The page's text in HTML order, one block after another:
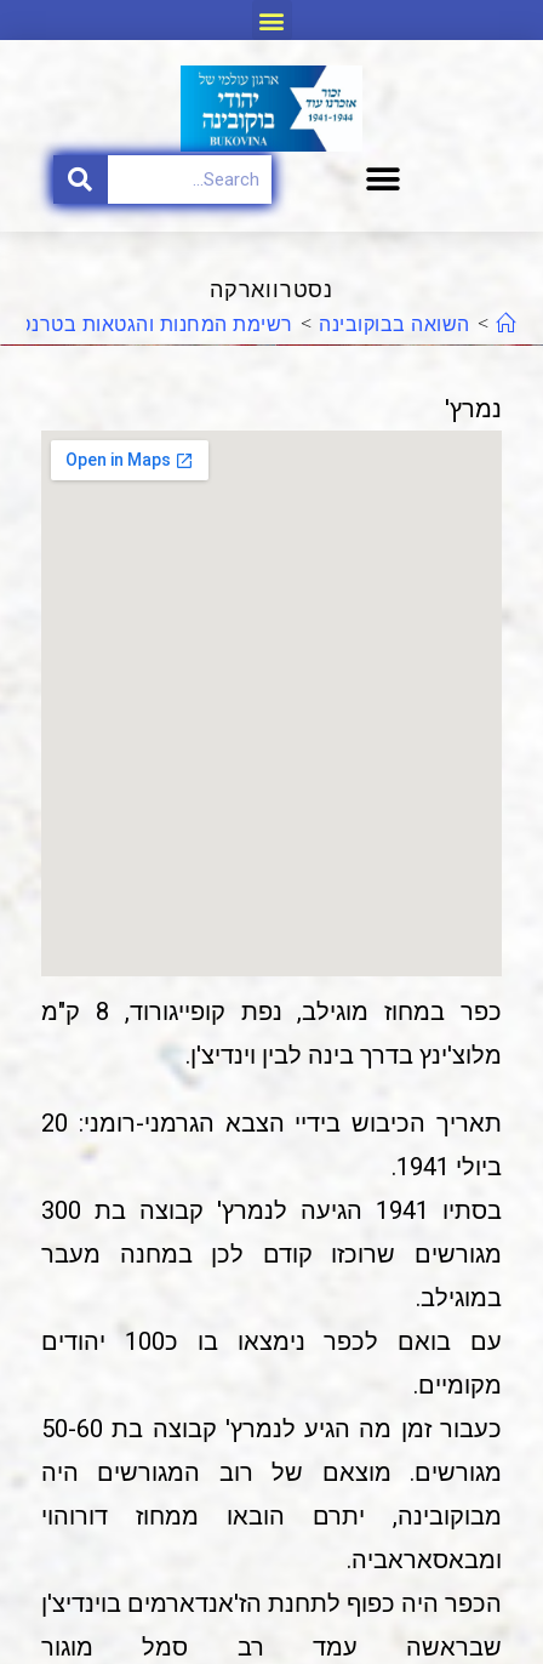
נסטרווארקה
> השואה בבוקובינה > רשימת המחנות והגטאות
נמרץ'
כפר במחוז מוגילב, נפת קופייגורוד, 8 ק"מ
מלוצ'ינץ בדרך בינה לבין וינדיצ'ן.
תאריך הכיבוש בידיי הצבא הגרמני-רומני: 20
ביולי 1941.
בסתיו 1941 הגיעה לנמרץ' קבוצה בת 300
מגורשים שרוכזו קודם לכן במחנה מעבר
במוגילב.
עם בואם לכפר נימצאו בו כ100 יהודים
מקומיים.
כעבור זמן מה הגיע לנמרץ' קבוצה בת 50-60
מגורשים. מוצאם של רוב המגורשים היה
מבוקובינה, יתרם הובאו ממחוז דורוהוי
ומבאסאראביה.
הכפר היה כפוף לתחנת הז'אנדארמים בוינדיצ'ן
שבראשה עמד רב סמל מוגור